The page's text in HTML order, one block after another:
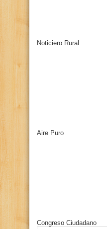
Noticiero Rural
Aire Puro
Congreso Ciudadano